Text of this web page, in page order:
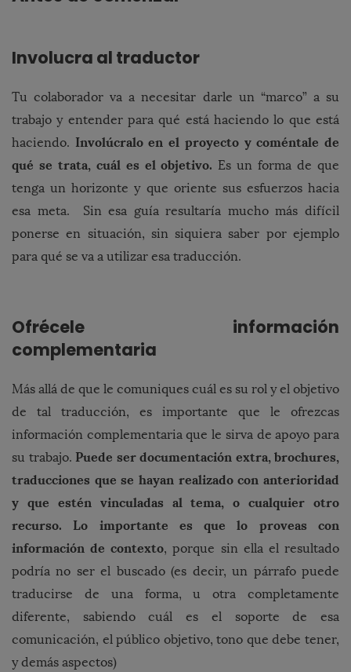
Involucra al traductor
Tu colaborador va a necesitar darle un “marco” a su
trabajo y entender para qué está haciendo lo que está
haciendo. Involúcralo en el proyecto y coméntale de
qué se trata, cuál es el objetivo. Es un forma de que
tenga un horizonte y que oriente sus esfuerzos hacia
esa meta. Sin esa guía resultaría mucho más difícil
ponerse en situación, sin siquiera saber por ejemplo
para qué se va a utilizar esa traducción.
Ofrécele información
complementaria
Más allá de que le comuniques cuál es su rol y el objetivo
de tal traducción, es importante que le ofrezcas
información complementaria que le sirva de apoyo para
su trabajo. Puede ser documentación extra, brochures,
traducciones que se hayan realizado con anterioridad
y que estén vinculadas al tema, o cualquier otro
recurso. Lo importante es que lo proveas con
información de contexto, porque sin ella el resultado
podría no ser el buscado (es decir, un párrafo puede
traducirse de una forma, u otra completamente
diferente, sabiendo cuál es el soporte de esa
comunicación, el público objetivo, tono que debe tener,
y demás aspectos)